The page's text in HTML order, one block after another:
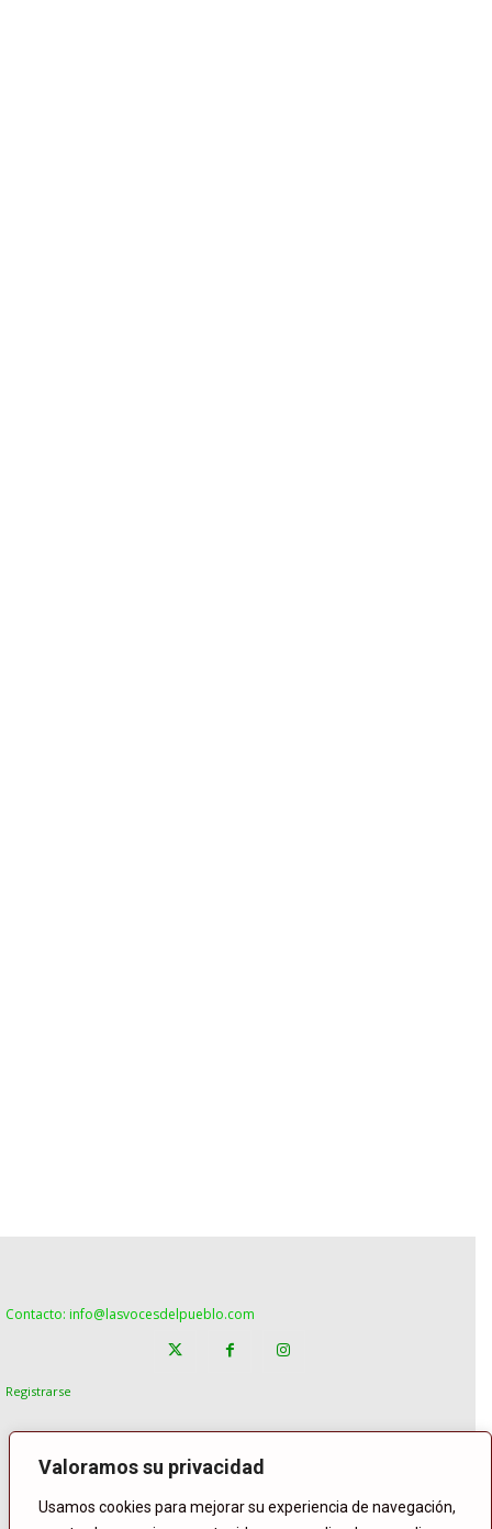
Valoramos su privacidad
Usamos cookies para mejorar su experiencia de navegación,
Contacto: info@lasvocesdelpueblo.com
Registrarse